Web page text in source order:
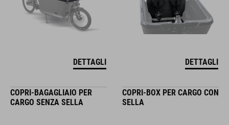
DETTAGLI DETTAGLI
COPRI-BAGAGLIAIO PER
CARGO SENZA SELLA
COPRI-BOX PER CARGO CON
SELLA